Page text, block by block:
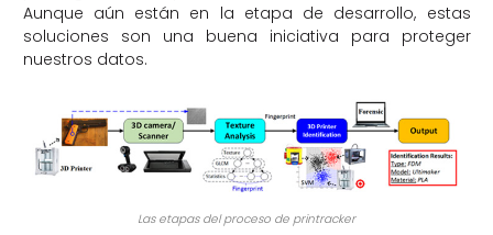
Aunque aún están en la etapa de desarrollo, estas
soluciones son una buena iniciativa para proteger
nuestros datos.
Las etapas del proceso de printracker